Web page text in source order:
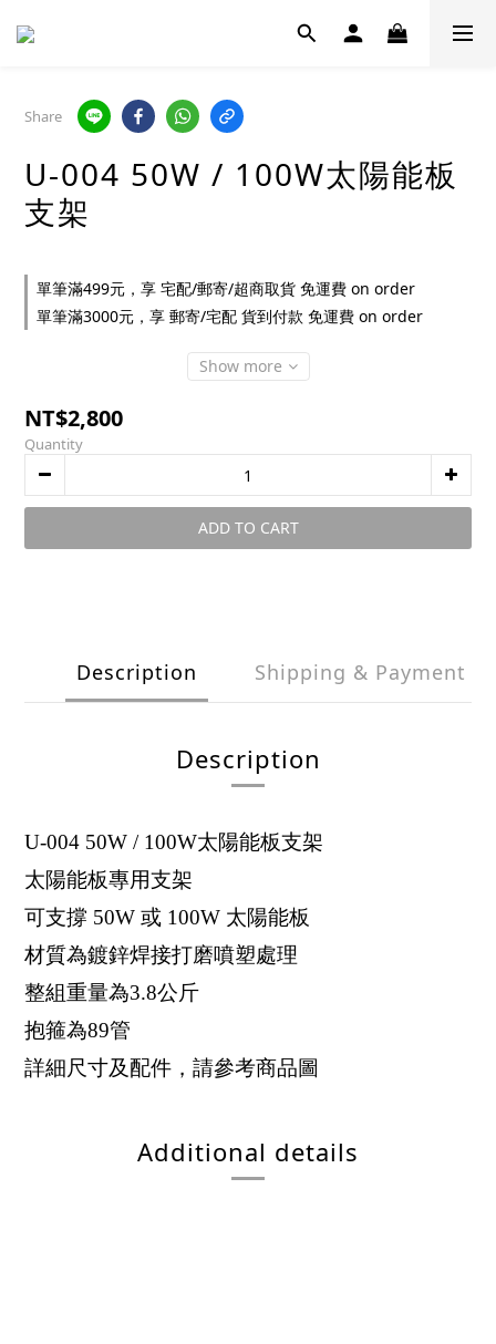
Share
U-004 50W / 100W太陽能板
支架
單筆滿499元，享 宅配/郵寄/超商取貨 免運費 on order
單筆滿3000元，享 郵寄/宅配 貨到付款 免運費 on order
Show more
NT$2,800
Quantity
ADD TO CART
Description Shipping & Payment
Description
U-004 50W / 100W太陽能板支架
太陽能板專用支架
可支撐 50W 或 100W 太陽能板
材質為鍍鋅焊接打磨噴塑處理
整組重量為3.8公斤
抱箍為89管
詳細尺寸及配件，請參考商品圖
Additional details